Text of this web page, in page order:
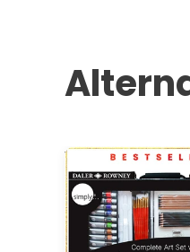
Veľký umelecký set
Rowney so